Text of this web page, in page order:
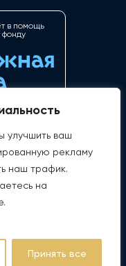
улучшить ваш
рекламу
наш трафик.
на
Принять все
в помощь
фонду
personal data
policy
hotel